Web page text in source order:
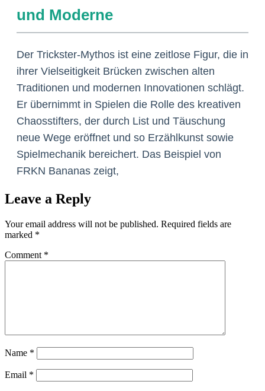
und Moderne
Der Trickster-Mythos ist eine zeitlose Figur, die in
ihrer Vielseitigkeit Brücken zwischen alten
Traditionen und modernen Innovationen schlägt.
Er übernimmt in Spielen die Rolle des kreativen
Chaosstifters, der durch List und Täuschung
neue Wege eröffnet und so Erzählkunst sowie
Spielmechanik bereichert. Das Beispiel von
FRKN Bananas zeigt,
Leave a Reply
Your email address will not be published. Required fields are
marked *
Comment *
Name *
Email *